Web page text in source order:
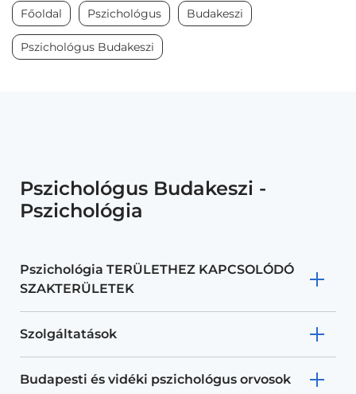
Főoldal Pszichológus Budakeszi
Pszichológus Budakeszi
Pszichológus Budakeszi -
Pszichológia
Pszichológia TERÜLETHEZ KAPCSOLÓDÓ
SZAKTERÜLETEK
Szolgáltatások
Budapesti és vidéki pszichológus orvosok